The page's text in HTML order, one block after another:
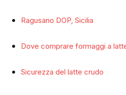
Ragusano DOP, Sicilia
Dove comprare formaggi a
Sicurezza del latte crudo